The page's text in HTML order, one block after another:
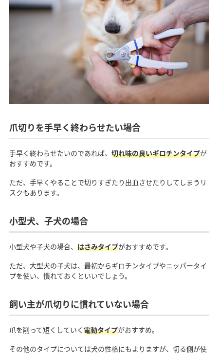
爪切りを手早く終わらせたい場合
手早く終わらせたいのであれば、 切れ味の良いギロチンタイプが
おすすめです。
ただ、手早くやることで切りすぎたり出血させたりしてしまうリ
スクもあります。
小型犬、子犬の場合
小型犬や子犬の場合、 はさみタイプがおすすめです。
ただ、大型犬の子犬は、最初からギロチンタイプやニッパータイ
プを使い、慣れておくといいでしょう。
飼い主が爪切りに慣れていない場合
爪を削って短くしていく 電動タイプがおすすめ。
その他のタイプについては犬の性格にもよりますが、切る側が使